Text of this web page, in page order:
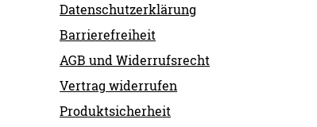
Datenschutzerklärung
Barrierefreiheit
AGB und Widerrufsrecht
Vertrag widerrufen
Produktsicherheit